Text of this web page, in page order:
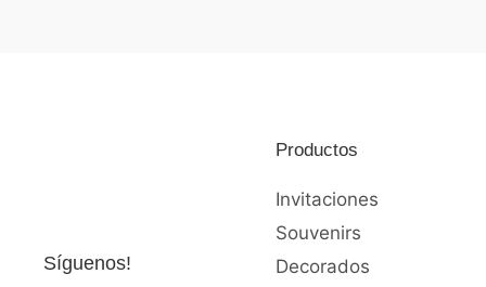
Síguenos!
Productos
Invitaciones
Souvenirs
Decorados